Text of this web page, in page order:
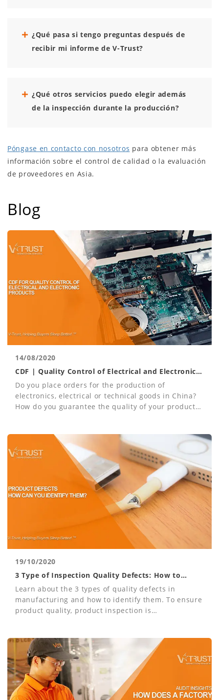
¿Qué pasa si tengo preguntas después de
recibir mi informe de V-Trust?
¿Qué otros servicios puedo elegir además
de la inspección durante la producción?
Póngase en contacto con nosotros para obtener más
información sobre el control de calidad o la evaluación
de proveedores en Asia.
Blog
14/08/2020
CDF | Quality Control of Electrical and Electronic
Products
Do you place orders for the production of
electronics, electrical or technical goods in China?
How do you guarantee the quality of your products
19/10/2020
3 Type of Inspection Quality Defects: How to
Identify?
Learn about the 3 types of quality defects in
manufacturing and how to identify them. To ensure
product quality, product inspection is